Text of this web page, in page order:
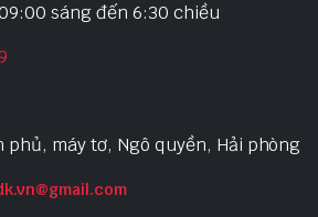
sáng đến 6:30 chiều
phủ, máy tơ, Ngô quyền, Hải phòng